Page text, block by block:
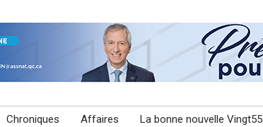
Chroniques Affaires La bonne nouvelle Vingt55